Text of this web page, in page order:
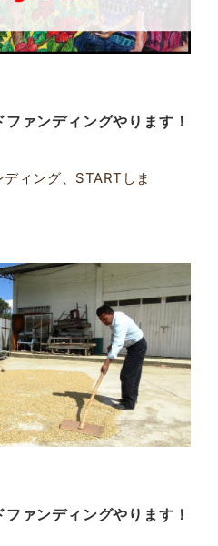
ァンディングやります！
ィング、STARTしま
ァンディングやります！